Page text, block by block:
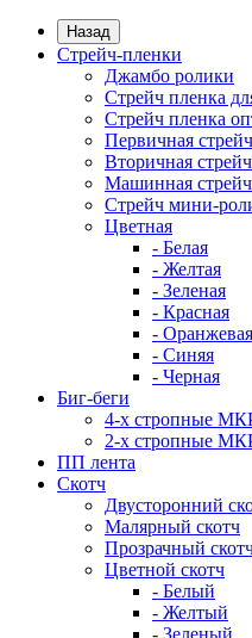
Назад
Стрейч-пленки
Джамбо ролики
Стрейч пленка
Стрейч пленка
Первичная
Вторичная
Машинная
Стрейч мини-
Цветная
- Белая
- Желтая
- Зеленая
- Красная
- Оранжевая
- Синяя
- Черная
Биг-беги
4-х стропные
2-х стропные
ПП лента
Скотч
Двусторонний
Малярный скотч
Прозрачный
Цветной скотч
- Белый
- Желтый
- Зеленый